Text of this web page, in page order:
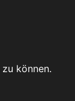
können.